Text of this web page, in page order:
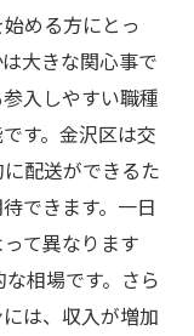
める方にとっ
大きな関心事で
入しやすい職種
す。金沢区は交
配送ができるた
できます。一日
て異なります
相場です。さら
は、収入が増加